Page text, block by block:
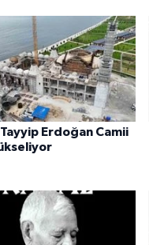
Erdoğan Camii